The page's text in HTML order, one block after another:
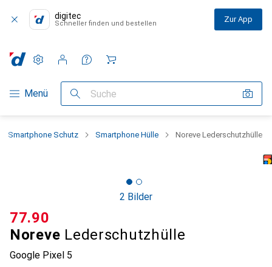
digitec
Schneller finden und bestellen Zur App
Navigation nach Kategorien
Menü Suche
Einstellungen
Kundenkonto
Vergleichslisten
Merklisten
Warenkorb
Smartphone Schutz Smartphone Hülle Noreve Lederschutzhülle
2 Bilder
Noreve Lederschutzhülle
Google Pixel 5
CHF
77.90